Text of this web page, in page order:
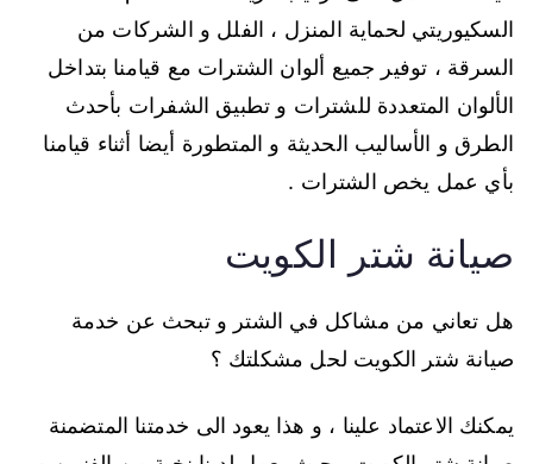
السكيوريتي لحماية المنزل ، الفلل و الشركات من
السرقة ، توفير جميع ألوان الشترات مع قيامنا بتداخل
الألوان المتعددة للشترات و تطبيق الشفرات بأحدث
الطرق و الأساليب الحديثة و المتطورة أيضا أثناء قيامنا
بأي عمل يخص الشترات .
صيانة شتر الكويت
هل تعاني من مشاكل في الشتر و تبحث عن خدمة
صيانة شتر الكويت لحل مشكلتك ؟
يمكنك الاعتماد علينا ، و هذا يعود الى خدمتنا المتضمنة